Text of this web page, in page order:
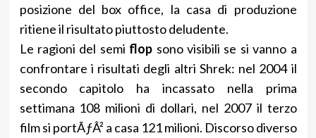
posizione del box office, la casa di produzione
ritiene il risultato piuttosto deludente.
Le ragioni del semi flop sono visibili se si vanno a
confrontare i risultati degli altri Shrek: nel 2004 il
secondo capitolo ha incassato nella prima
settimana 108 milioni di dollari, nel 2007 il terzo
film si portÃƒÂ² a casa 121 milioni. Discorso diverso